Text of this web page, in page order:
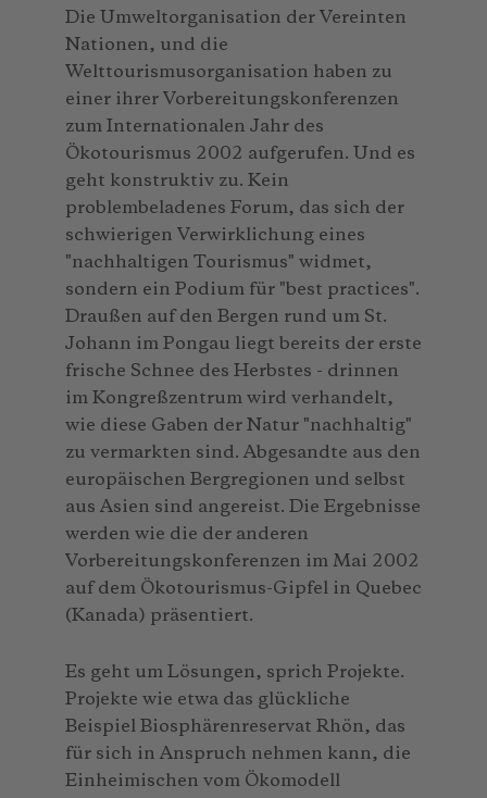
Die Umweltorganisation der Vereinten
Nationen, und die
Welttourismusorganisation haben zu
einer ihrer Vorbereitungskonferenzen
zum Internationalen Jahr des
Ökotourismus 2002 aufgerufen. Und es
geht konstruktiv zu. Kein
problembeladenes Forum, das sich der
schwierigen Verwirklichung eines
"nachhaltigen Tourismus" widmet,
sondern ein Podium für "best practices".
Draußen auf den Bergen rund um St.
Johann im Pongau liegt bereits der erste
frische Schnee des Herbstes - drinnen
im Kongreßzentrum wird verhandelt,
wie diese Gaben der Natur "nachhaltig"
zu vermarkten sind. Abgesandte aus den
europäischen Bergregionen und selbst
aus Asien sind angereist. Die Ergebnisse
werden wie die der anderen
Vorbereitungskonferenzen im Mai 2002
auf dem Ökotourismus-Gipfel in Quebec
(Kanada) präsentiert.
Es geht um Lösungen, sprich Projekte.
Projekte wie etwa das glückliche
Beispiel Biosphärenreservat Rhön, das
für sich in Anspruch nehmen kann, die
Einheimischen vom Ökomodell